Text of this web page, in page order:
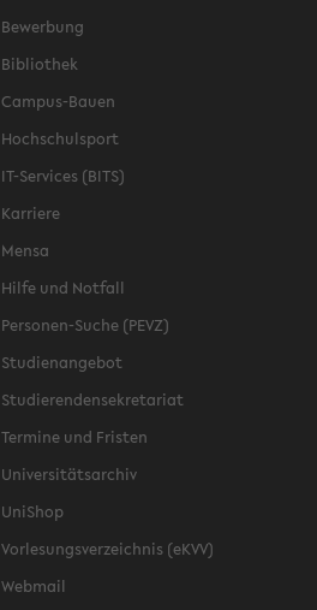
Bewerbung
Bibliothek
Campus-Bauen
Hochschulsport
IT-Services (BITS)
Karriere
Mensa
Hilfe und Notfall
Personen-Suche (PEVZ)
Studienangebot
Studierendensekretariat
Termine und Fristen
Universitätsarchiv
UniShop
Vorlesungsverzeichnis (eKVV)
Webmail